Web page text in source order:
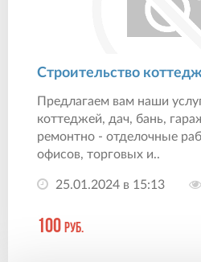
Строительство
Предлагаем вам наши
коттеджей, дач, бань,
ремонтно - отделочные
офисов, торговых и..
25.01.2024 в 15:13
100 руб.